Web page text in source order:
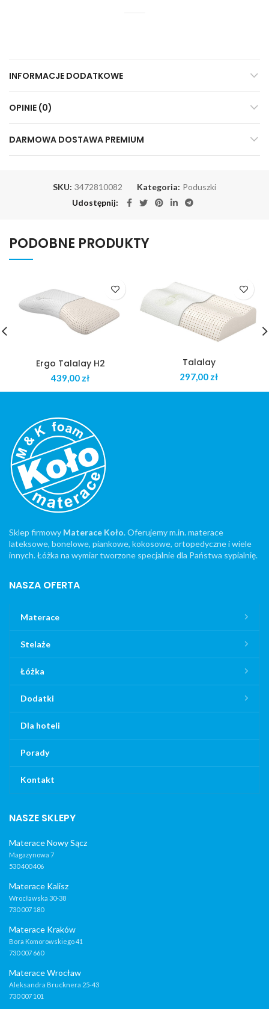
INFORMACJE DODATKOWE
OPINIE (0)
DARMOWA DOSTAWA PREMIUM
SKU: 3472810082 Kategoria: Poduszki
Udostępnij
PODOBNE PRODUKTY
Ergo Talalay H2
zł
Talalay
zł
Sklep firmowy Materace Koło. Oferujemy m.in. materace
lateksowe, bonelowe, piankowe, kokosowe, ortopedyczne i wiele
innych. Łóżka na wymiar tworzone specjalnie dla Państwa sypialnię.
NASZA OFERTA
Materace
Stelaże
Łóżka
Dodatki
Dla hoteli
Porady
Kontakt
NASZE SKLEPY
Materace Nowy Sącz
Magazynowa 7
530 400 406
Materace Kalisz
Wrocławska 30-38
730 007 180
Materace Kraków
Bora Komorowskiego 41
730 007 660
Materace Wrocław
Aleksandra Brucknera 25-43
730 007 101